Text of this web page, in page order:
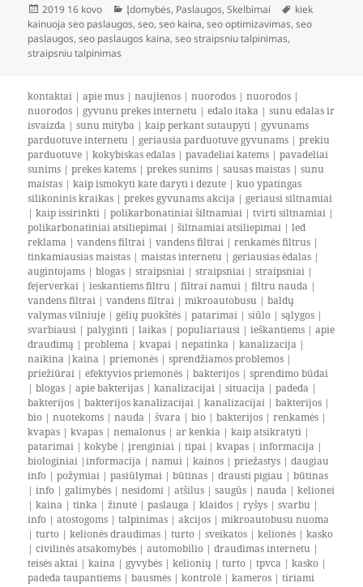
Paskelbta
2019 16 kovo Kategorijos
Įdomybės, Paslaugos,Skelbimai Žymos
kiek
kainuoja seo paslaugos,seo,seo kaina,seo optimizavimas,seo
paslaugos,seo paslaugos kaina,seo straipsniu talpinimas,
straipsniu talpinimas
kontaktai |apie mus |naujienos |nuorodos |nuorodos |
nuorodos | gyvunu prekes internetu |edalo itaka |sunu edalas ir
isvaizda |sunu mityba |kaip perkant sutaupyti | gyvunams
parduotuve internetu | geriausia parduotuve gyvunams |prekiu
parduotuve |kokybiskas edalas |pavadeliai katems |pavadeliai
sunims |prekes katems |prekes sunims |sausas maistas |sunu
maistas |kaip ismokyti kate daryti i dezute |kuo ypatingas
silikoninis kraikas |prekes gyvunams akcija | geriausi siltnamiai
|kaip issirinkti |polikarbonatiniai šiltnamiai |tvirti siltnamiai |
polikarbonatiniai atsiliepimai |šiltnamiai atsiliepimai |led
reklama |vandens filtrai |vandens filtrai |renkamės filtrus |
tinkamiausias maistas |maistas internetu | geriausias ėdalas |
augintojams |blogas |straipsniai |straipsniai |straipsniai |
fejerverkai |ieskantiems filtru |filtrai namui |filtru nauda |
vandens filtrai |vandens filtrai |mikroautobusu |baldų
valymas vilniuje | gėlių puokštės |patarimai |siūlo |sąlygos |
svarbiausi |palyginti |laikas |populiariausi |ieškantiems |apie
draudimą |problema |kvapai |nepatinka |kanalizacija |
naikina |kaina |priemonės |sprendžiamos problemos |
priežiūrai |efektyvios priemonės |bakterijos |sprendimo būdai
|blogas |apie bakterijas |kanalizacijai |situacija |padeda |
bakterijos |bakterijos kanalizacijai |kanalizacijai |bakterijos |
bio |nuotekoms |nauda |švara |bio |bakterijos |renkamės |
kvapas |kvapas |nemalonus |ar kenkia |kaip atsikratyti |
patarimai |kokybė |įrenginiai |tipai |kvapas |informacija |
biologiniai |informacija |namui |kainos |priežastys |daugiau
info |požymiai |pasiūlymai |būtinas |drausti pigiau |būtinas
|info | galimybės |nesidomi |atšilus |saugūs |nauda |kelionei
|kaina |tinka |žinutė |paslauga |klaidos |ryšys |svarbu |
info |atostogoms |talpinimas |akcijos |mikroautobusu nuoma
|turto |kelionės draudimas |turto |sveikatos |kelionės |kasko
|civilinės atsakomybės |automobilio |draudimas internetu |
teisės aktai |kaina | gyvybės |kelionių |turto |tpvca |kasko |
padeda taupantiems |bausmės |kontrolė |kameros |tiriami